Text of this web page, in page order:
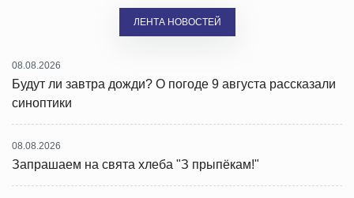
ЛЕНТА НОВОСТЕЙ
08.08.2026
Будут ли завтра дожди? О погоде 9 августа рассказали
синоптики
08.08.2026
Запрашаем на свята хлеба "З прыпёкам!"